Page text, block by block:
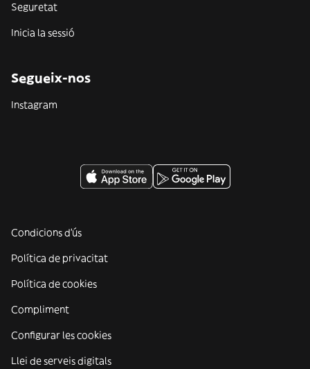
Seguretat
Inicia la sessió
Segueix-nos
Instagram
Condicions d'ús
Política de privacitat
Política de cookies
Compliment
Configurar les cookies
Llei de serveis digitals